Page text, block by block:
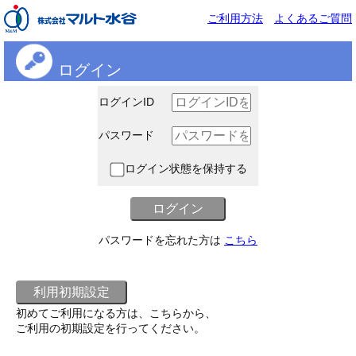
ご利用方法 よくあるご質問
ログイン
ログインID
パスワード
ログイン状態を保持する
パスワードを忘れた方は こちら
初めてご利用になる方は、こちらから、
ご利用の初期設定を行ってください。